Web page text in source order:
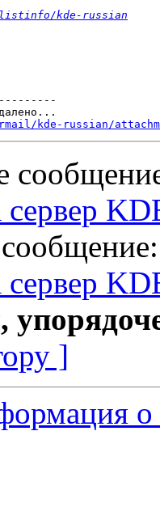
kde-russian
kde-russian/
]
о